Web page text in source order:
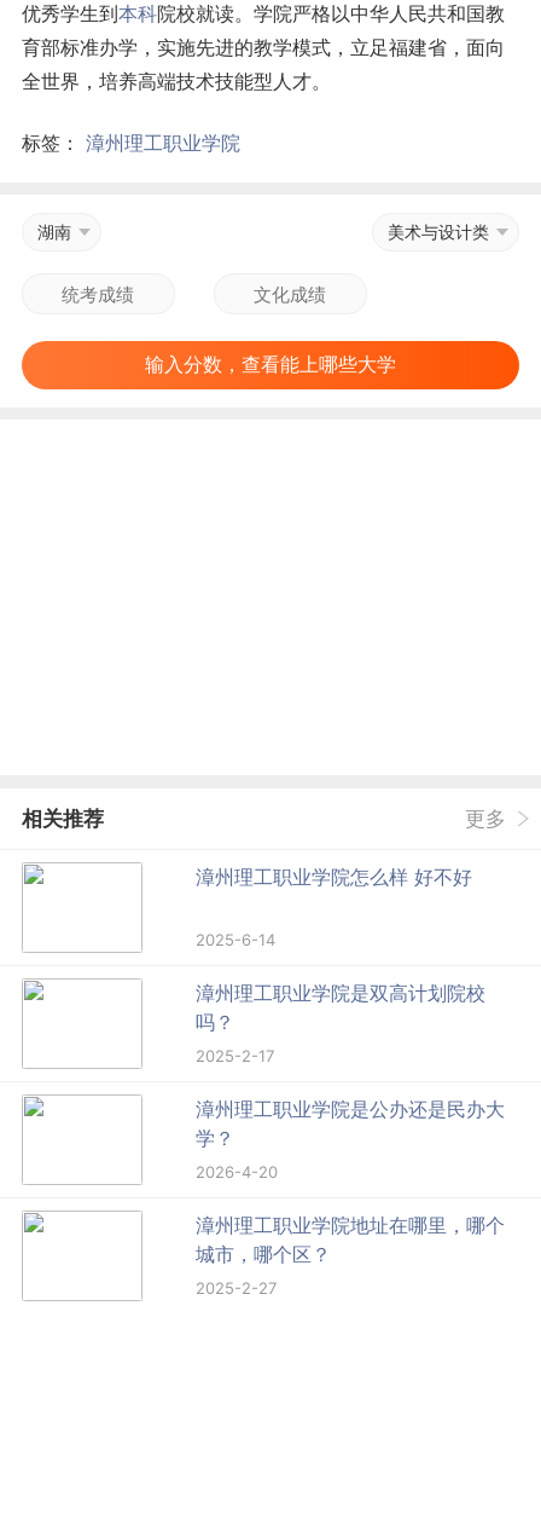
优秀学生到本科院校就读。学院严格以中华人民共和国教
育部标准办学，实施先进的教学模式，立足福建省，面向
全世界，培养高端技术技能型人才。
标签： 漳州理工职业学院
湖南 美术与设计类
输入分数，查看能上哪些大学
相关推荐 更多
漳州理工职业学院怎么样 好不好
2025-6-14
漳州理工职业学院是双高计划院校
吗？
2025-2-17
漳州理工职业学院是公办还是民办大
学？
2026-4-20
漳州理工职业学院地址在哪里，哪个
城市，哪个区？
2025-2-27